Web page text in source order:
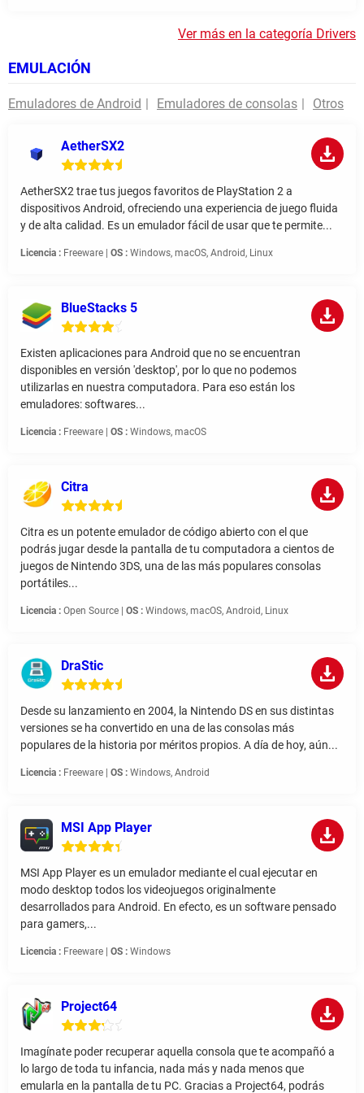
Ver más en la categoría Drivers
EMULACIÓN
Emuladores de Android Emuladores de consolas Otros
AetherSX2
AetherSX2 trae tus juegos favoritos de PlayStation 2 a
dispositivos Android, ofreciendo una experiencia de juego fluida
y de alta calidad. Es un emulador fácil de usar que te permite...
Licencia : Freeware | OS : Windows, macOS, Android, Linux
BlueStacks 5
Existen aplicaciones para Android que no se encuentran
disponibles en versión 'desktop', por lo que no podemos
utilizarlas en nuestra computadora. Para eso están los
emuladores: softwares...
Licencia : Freeware | OS : Windows, macOS
Citra
Citra es un potente emulador de código abierto con el que
podrás jugar desde la pantalla de tu computadora a cientos de
juegos de Nintendo 3DS, una de las más populares consolas
portátiles...
Licencia : Open Source | OS : Windows, macOS, Android, Linux
DraStic
Desde su lanzamiento en 2004, la Nintendo DS en sus distintas
versiones se ha convertido en una de las consolas más
populares de la historia por méritos propios. A día de hoy, aún...
Licencia : Freeware | OS : Windows, Android
MSI App Player
MSI App Player es un emulador mediante el cual ejecutar en
modo desktop todos los videojuegos originalmente
desarrollados para Android. En efecto, es un software pensado
para gamers,...
Licencia : Freeware | OS : Windows
Project64
Imagínate poder recuperar aquella consola que te acompañó a
lo largo de toda tu infancia, nada más y nada menos que
emularla en la pantalla de tu PC. Gracias a Project64, podrás